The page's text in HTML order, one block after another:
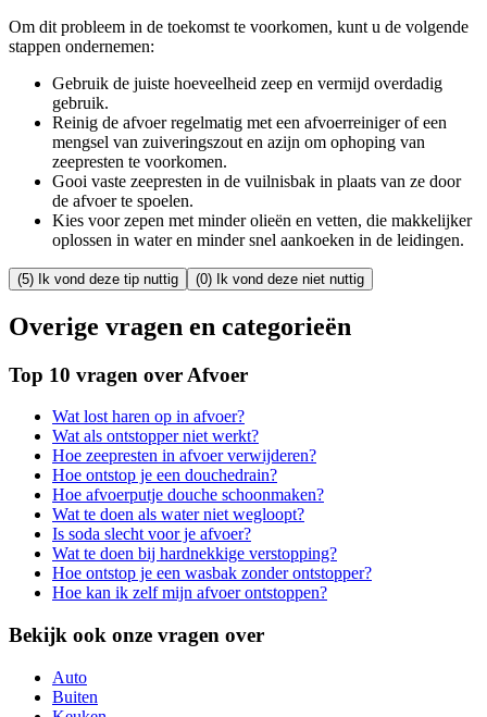
Om dit probleem in de toekomst te voorkomen, kunt u de volgende
stappen ondernemen:
Gebruik de juiste hoeveelheid zeep en vermijd overdadig
gebruik.
Reinig de afvoer regelmatig met een afvoerreiniger of een
mengsel van zuiveringszout en azijn om ophoping van
zeepresten te voorkomen.
Gooi vaste zeepresten in de vuilnisbak in plaats van ze door
de afvoer te spoelen.
Kies voor zepen met minder olieën en vetten, die makkelijker
oplossen in water en minder snel aankoeken in de leidingen.
(5) Ik vond deze tip nuttig (0) Ik vond deze niet nuttig
Overige vragen en categorieën
Top 10 vragen over Afvoer
Wat lost haren op in afvoer?
Wat als ontstopper niet werkt?
Hoe zeepresten in afvoer verwijderen?
Hoe ontstop je een douchedrain?
Hoe afvoerputje douche schoonmaken?
Wat te doen als water niet wegloopt?
Is soda slecht voor je afvoer?
Wat te doen bij hardnekkige verstopping?
Hoe ontstop je een wasbak zonder ontstopper?
Hoe kan ik zelf mijn afvoer ontstoppen?
Bekijk ook onze vragen over
Auto
Buiten